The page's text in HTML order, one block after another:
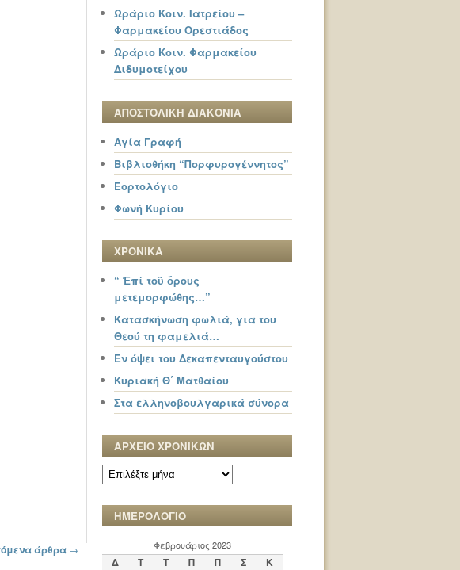
άρθρα →
Ωράριο Κοιν. Ιατρείου –
Φαρμακείου Ορεστιάδος
Ωράριο Κοιν. Φαρμακείου
Διδυμοτείχου
ΑΠΟΣΤΟΛΙΚΗ ΔΙΑΚΟΝΙΑ
Αγία Γραφή
Βιβλιοθήκη “Πορφυρογέννητος”
Εορτολόγιο
Φωνή Κυρίου
ΧΡΟΝΙΚΑ
“ Ἐπί τοῦ ὄρους
μετεμορφώθης…”
Κατασκήνωση φωλιά, για του
Θεού τη φαμελιά…
Εν όψει του Δεκαπενταυγούστου
Κυριακή Θ΄ Ματθαίου
Στα ελληνοβουλγαρικά σύνορα
ΑΡΧΕΙΟ ΧΡΟΝΙΚΩΝ
ΑΡΧΕΙΟ
ΧΡΟΝΙΚΩΝ
ΗΜΕΡΟΛΟΓΙΟ
Φεβρουάριος 2023
Δ Τ Τ Π Π Σ
Κ